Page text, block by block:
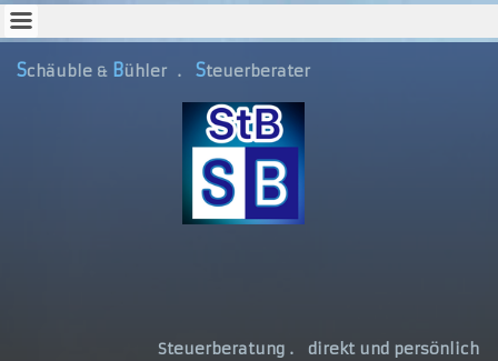
Schäuble & Bühler . Steuerberater
Steuerberatung . direkt und persönlich